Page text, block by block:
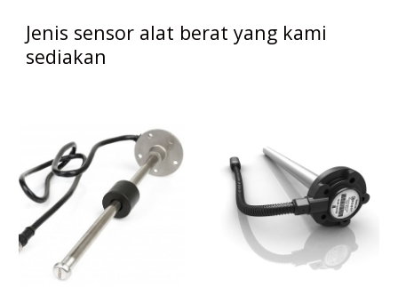
Jenis sensor alat berat yang kami
sediakan